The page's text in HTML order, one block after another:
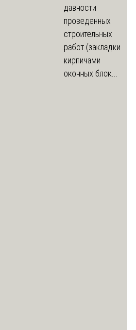
давности
проведенных
строительных
работ (закладки
кирпичами
оконных блок...